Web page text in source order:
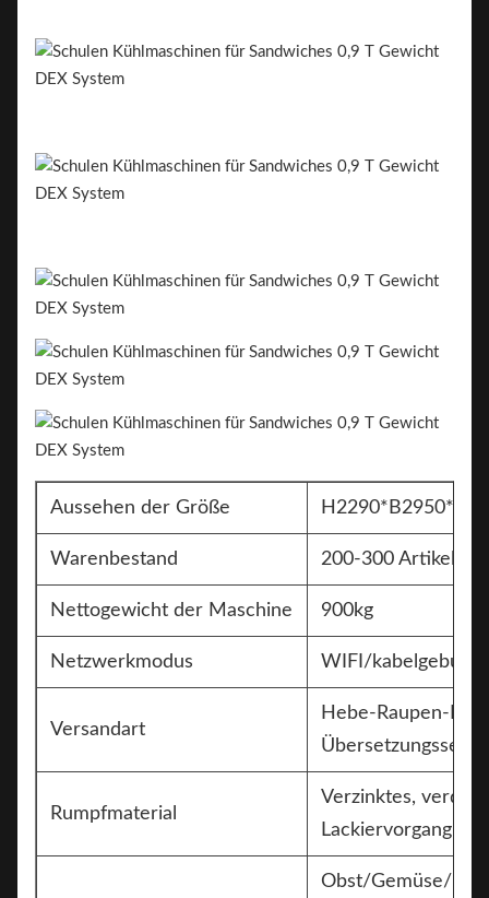
Aussehen der Größe
Warenbestand 200-300 Artikel
Nettogewicht der Maschine 900kg
Netzwerkmodus WIFI/
Versandart
Hebe-Raupen-
Rumpfmaterial
Verzinktes,
Lackiervorgang
Obst/Gemüse/